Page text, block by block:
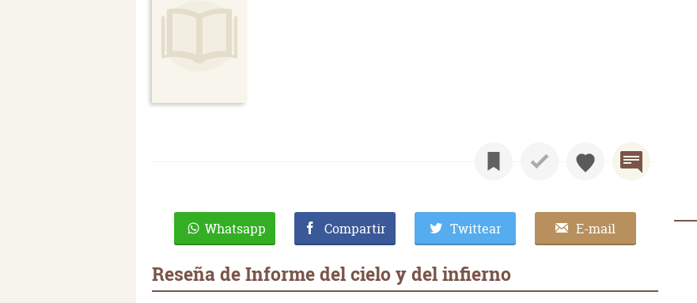
Whatsapp Compartir Twittear E-mail
Reseña de Informe del cielo y del infierno